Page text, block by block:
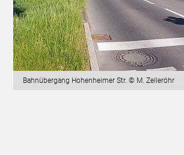
Bahnübergang Hohenheimer Str. © M. Zelleröhr